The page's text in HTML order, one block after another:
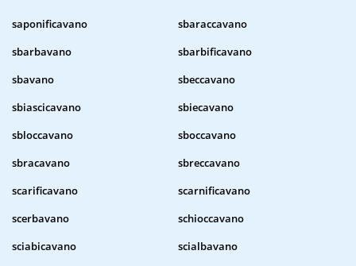
saponificavano
sbaraccavano
sbarbavano
sbarbificavano
sbavano
sbeccavano
sbiascicavano
sbiecavano
sbloccavano
sboccavano
sbracavano
sbreccavano
scarificavano
scarnificavano
scerbavano
schioccavano
sciabicavano
scialbavano